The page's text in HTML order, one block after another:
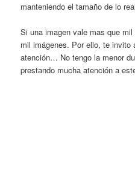
manteniendo el tamaño de lo
Si una imagen vale mas que
mil imágenes. Por ello, te
atención… No tengo la menor
prestando mucha atención a